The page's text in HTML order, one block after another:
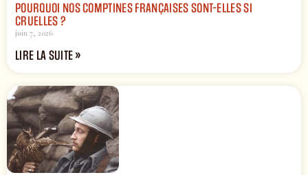
POURQUOI NOS COMPTINES FRANÇAISES SONT-ELLES SI
CRUELLES ?
juin 7, 2026
LIRE LA SUITE »